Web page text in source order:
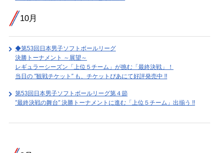
10月
◆第53回日本男子ソフトボールリーグ
決勝トーナメント ～展望～
レギュラーシーズン「上位５チーム」が挑む「最終決戦」！
当日の ″観戦チケット″ も、チケットぴあにて好評発売中 !!
第53回日本男子ソフトボールリーグ第４節
″最終決戦の舞台″ 決勝トーナメントに進む「上位５チーム」出揃う !!